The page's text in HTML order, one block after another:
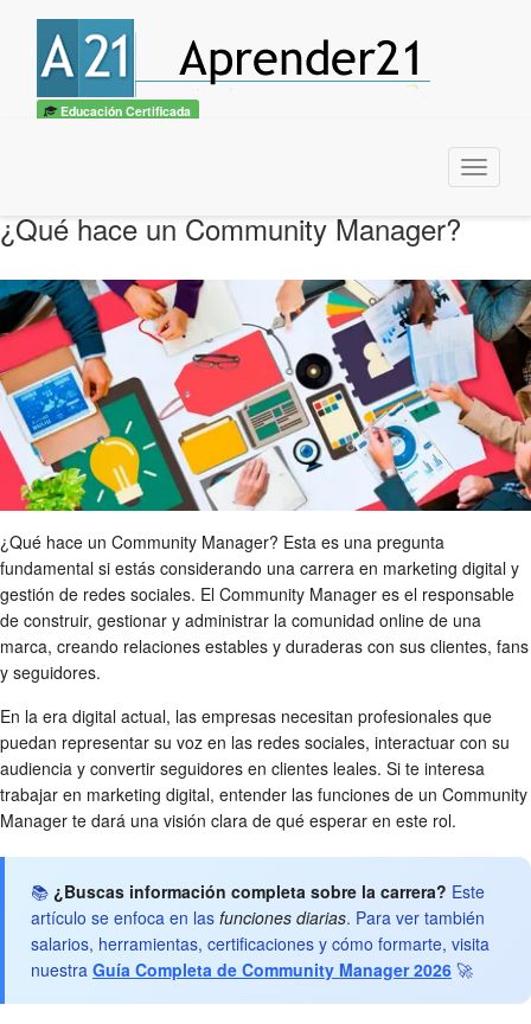
Educación Certificada
Menu
¿Qué hace un Community Manager?
¿Qué hace un Community Manager? Esta es una pregunta
fundamental si estás considerando una carrera en marketing digital y
gestión de redes sociales. El Community Manager es el responsable
de construir, gestionar y administrar la comunidad online de una
marca, creando relaciones estables y duraderas con sus clientes, fans
y seguidores.
En la era digital actual, las empresas necesitan profesionales que
puedan representar su voz en las redes sociales, interactuar con su
audiencia y convertir seguidores en clientes leales. Si te interesa
trabajar en marketing digital, entender las funciones de un Community
Manager te dará una visión clara de qué esperar en este rol.
📚 ¿Buscas información completa sobre la carrera? Este
artículo se enfoca en las funciones diarias. Para ver también
salarios, herramientas, certificaciones y cómo formarte, visita
nuestra Guía Completa de Community Manager 2026 🚀